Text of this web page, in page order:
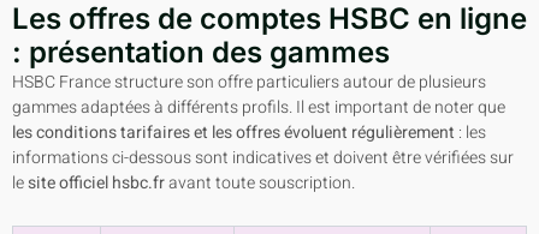
Les offres de comptes HSBC en ligne
: présentation des gammes
HSBC France structure son offre particuliers autour de plusieurs
gammes adaptées à différents profils. Il est important de noter que
les conditions tarifaires et les offres évoluent régulièrement : les
informations ci-dessous sont indicatives et doivent être vérifiées sur
lesite officiel hsbc.fravant toute souscription.